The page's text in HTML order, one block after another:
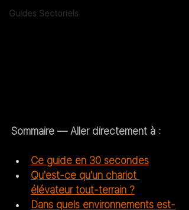
Guides Sectoriels
Sommaire — Aller directement à :
Ce guide en 30 secondes
Qu'est-ce qu'un chariot
élévateur tout-terrain ?
Dans quels environnements est-